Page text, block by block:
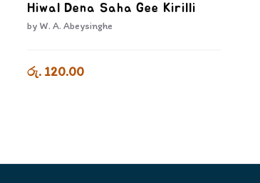
Hiwal Dena Saha Gee Kirilli
by W. A. Abeysinghe
රු. 120.00